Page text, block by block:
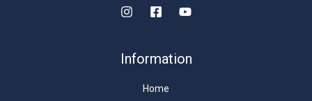
Information
Home